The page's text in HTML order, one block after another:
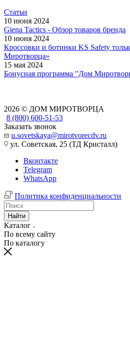
Статьи
10 июня 2024
Giena Tactics - Обзор товаров бренда
10 июня 2024
Кроссовки и ботинки KS Safety
Миротворца»
15 мая 2024
Бонусная программа "Дом
2026 © ДОМ МИРОТВОРЦА
8 (800) 600-51-53
Заказать звонок
u.sovetskaya@mirotvorecdv.ru
ул. Советская, 25 (ТД Кристалл)
Вконтакте
Telegram
WhatsApp
Политика конфиденциальности
Найти
Каталог
По всему сайту
По каталогу